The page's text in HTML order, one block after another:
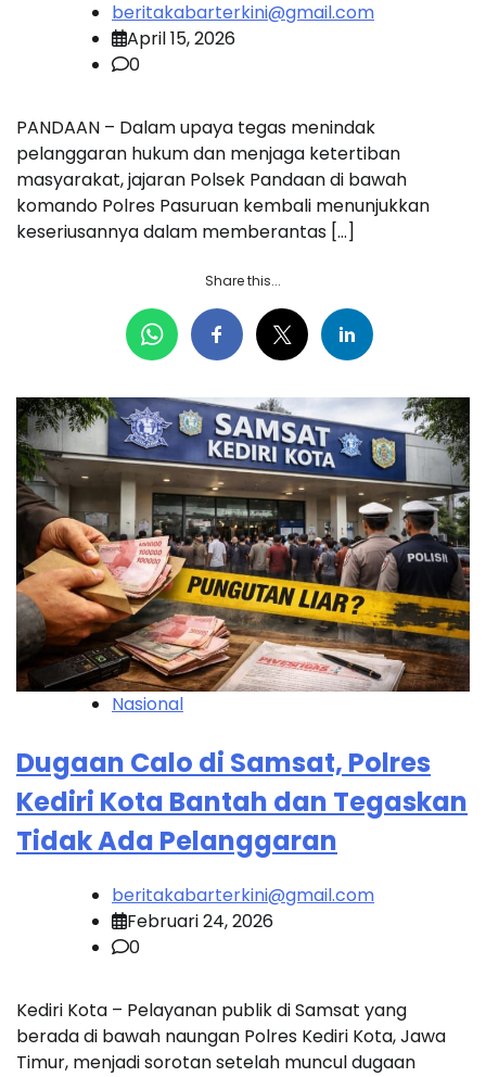
beritakabarterkini@gmail.com
April 15, 2026
0
PANDAAN – Dalam upaya tegas menindak
pelanggaran hukum dan menjaga ketertiban
masyarakat, jajaran Polsek Pandaan di bawah
komando Polres Pasuruan kembali menunjukkan
keseriusannya dalam memberantas […]
Share this...
Nasional
Dugaan Calo di Samsat, Polres
Kediri Kota Bantah dan Tegaskan
Tidak Ada Pelanggaran
beritakabarterkini@gmail.com
Februari 24, 2026
0
Kediri Kota – Pelayanan publik di Samsat yang
berada di bawah naungan Polres Kediri Kota, Jawa
Timur, menjadi sorotan setelah muncul dugaan